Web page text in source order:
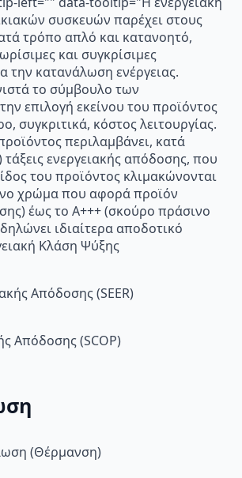
συσκευών παρέχει στους
τρόπο απλό και κατανοητό,
και συγκρίσιμες
την κατανάλωση ενέργειας.
το σύμβουλο των
επιλογή εκείνου του προϊόντος
συγκριτικά, κόστος λειτουργίας.
περιλαμβάνει, κατά
ενεργειακής απόδοσης, που
του προϊόντος κλιμακώνονται
χρώμα που αφορά προϊόν
έως το Α+++ (σκούρο πράσινο
ιδιαίτερα αποδοτικό
Κλάση Ψύξης
Απόδοσης (SEER)
Απόδοσης (SCOP)
(Θέρμανση)